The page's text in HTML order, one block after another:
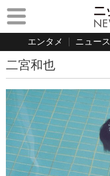
エンタメ ニュース
二宮和也